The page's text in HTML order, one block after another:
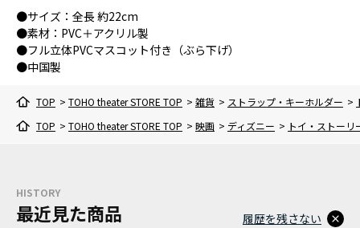
●サイズ：全長 約22cm
●素材：PVC＋アクリル製
●フル立体PVCマスコット付き（ぶら下げ）
●中国製
TOP > TOHO theater STORE TOP > 雑貨 > ストラップ・キーホルダー >
TOP > TOHO theater STORE TOP > 映画 > ディズニー > トイ・ストーリ
HISTORY
最近見た商品 履歴を残さない